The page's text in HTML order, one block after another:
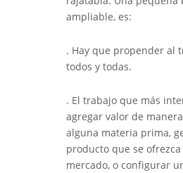
ampliable, es:
. Hay que propender al
todos y todas.
. El trabajo que más
agregar valor de
alguna materia prima,
producto que se ofrezca
mercado, o configurar